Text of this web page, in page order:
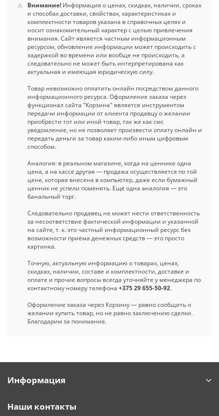
⚠️ Внимание! Информация о ценах, скидках, наличии, сроках
и способах доставки, свойствах, характеристиках и
комплектности товаров указана в справочных целях и
носит ознакомительный характер с целью привлечения
внимания. Сайт является частным информационным
ресурсом, обновление информации может происходить с
задержкой во времени или вообще не происходить, а
следовательно не может быть интерпретирована как
актуальная и имеющая юридическую силу.
Товар невозможно оплатить онлайн посредством данного
информационного ресурса. Оформление заказа через
функционал сайта "Корзина" является инструментом
передачи информации от клиента продавцу о желании
приобрести тот или иной товар, так же как смс
уведомление, но не позволяет произвести оплату онлайн и
передать деньги за товар каким-либо иным цифровым
способом.
Аналогия: в реальном магазине, когда на ценнике одна
цена, а на кассе другая — продажа осуществляется по той
цене, которая внесена в компьютер, даже если бумажный
ценник не успели поменять. Ещё одна аналогия — это
банальный торг.
Следовательно продавец не может нести ответственность
за несоответствие фактической информации и указанной
на сайте, т. к. это частный информационный ресурс без
возможности приёма денежных средств — это просто
картинка.
Точную, актуальную информацию о товарах, ценах,
скидках, наличии, составе и комплектности, доставке и
оплате и прочие вопросы всегда уточняйте у менеджера по
контактному номеру телефона +375 29 655-50-92.
Оформление заказа через Корзину — равно сообщить о
желании купить товар, но не равно заключению сделки.
Благодарим за понимание.
Информация
Наши контакты